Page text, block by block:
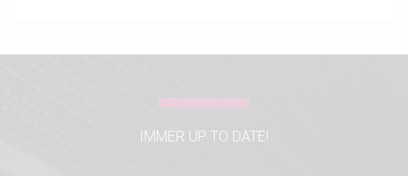
IMMER UP TO DATE!